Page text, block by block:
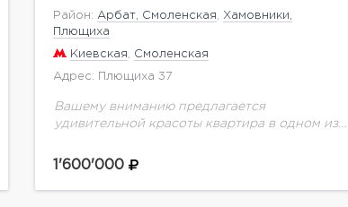
Район: Арбат, Смоленская
Хамовники,
Плющиха
Киевская Смоленская
Адрес: Плющиха 37
Вашему вниманию предлагается
удивительной красоты квартира в одном из
BuninКачественный ремонт, внимание к
производители техники прекрасно
1'600'000